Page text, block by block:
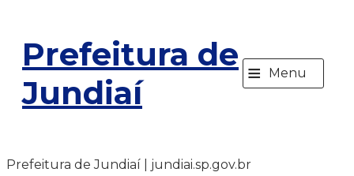
Prefeitura de
Jundiaí
≡ Menu
Prefeitura de Jundiaí | jundiai.sp.gov.br